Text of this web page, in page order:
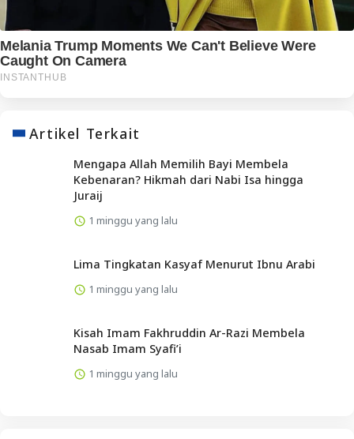
Artikel Terkait
Mengapa Allah Memilih Bayi Membela
Kebenaran? Hikmah dari Nabi Isa hingga
Juraij
1 minggu yang lalu
Lima Tingkatan Kasyaf Menurut Ibnu Arabi
1 minggu yang lalu
Kisah Imam Fakhruddin Ar-Razi Membela
Nasab Imam Syafi’i
1 minggu yang lalu